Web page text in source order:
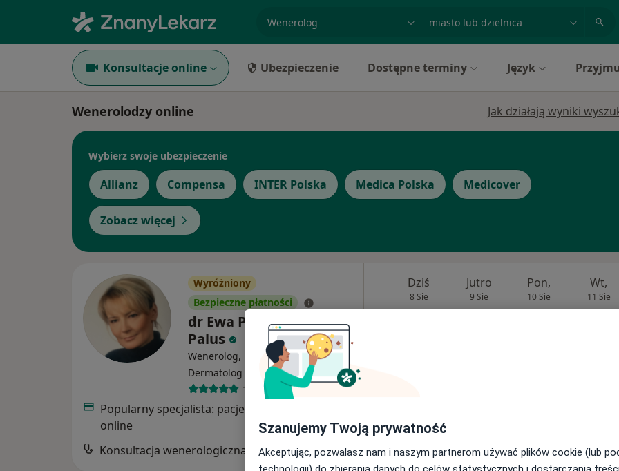
Konsultacje online Ubezpieczenie Dostępne terminy Język
Wenerolodzy online Jak działają wyniki
Wybierz swoje ubezpieczenie
Allianz Compensa INTER Polska Medica Polska Medicover
Zobacz więcej
Wyróżniony
Bezpieczne płatności
dr Ewa Polanowska-
Palus
Wenerolog, Dermatolog,
Dermatolog dziecięcy·Więcej
1708 opinii
Popularny specjalista: pacjenci chętnie płacą
online
Konsultacja wenerologiczna
300 zł
Dziś
8 Sie
Jutro
9 Sie
Pon,
10 Sie
Wt,
11 Sie
Szanujemy Twoją prywatność
Akceptując, pozwalasz nam i naszym partnerom używać plików cookie (lub